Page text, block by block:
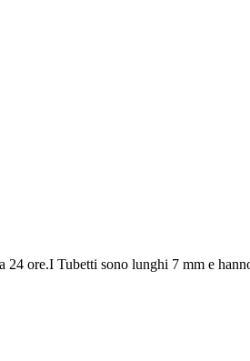
ore.I Tubetti sono lunghi 7 mm e